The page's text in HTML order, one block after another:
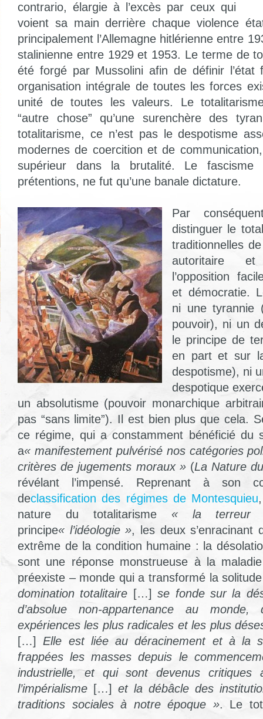
contrario, élargie à l’excès par ceux qui
voient sa main derrière chaque violence
principalement l’Allemagne hitlérienne entre
stalinienne entre 1929 et 1953. Le terme de
été forgé par Mussolini afin de définir l’état
organisation intégrale de toutes les forces
unité de toutes les valeurs. Le
“autre chose” qu’une surenchère des
totalitarisme, ce n’est pas le despotisme
modernes de coercition et de
supérieur dans la brutalité. Le fascisme
prétentions, ne fut qu’une banale dictature.
Par
distinguer le
traditionnelles
autoritaire
l’opposition
et démocratie.
ni une
pouvoir), ni un
le principe de
en part et sur
despotisme), ni
despotique
un absolutisme (pouvoir monarchique
pas “sans limite”). Il est bien plus que cela.
ce régime, qui a constamment bénéficié du
a« manifestement pulvérisé nos catégories
critères de jugements moraux »(La Nature
révélant l’impensé. Reprenant à son
declassification des régimes de Montesquieu
nature du totalitarisme « la terreur
principe« l’idéologie », les deux s’enracinant
extrême de la condition humaine : la
sont une réponse monstrueuse à la
préexiste – monde qui a transformé la
domination totalitaire […]se fonde sur la
d’absolue non-appartenance au
expériences les plus radicales et les plus
[…] Elle est liée au déracinement et à la
frappées les masses depuis le
industrielle, et qui sont devenus critiques
l’impérialisme […] et la débâcle des
traditions sociales à notre époque ». Le